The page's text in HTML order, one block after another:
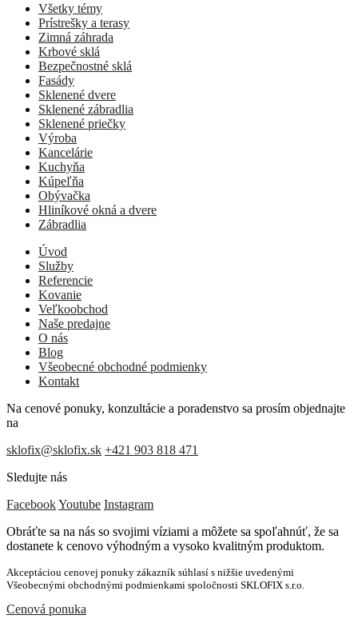
Všetky témy
Prístrešky a terasy
Zimná záhrada
Krbové sklá
Bezpečnostné sklá
Fasády
Sklenené dvere
Sklenené zábradlia
Sklenené priečky
Výroba
Kancelárie
Kuchyňa
Kúpeľňa
Obývačka
Hliníkové okná a dvere
Zábradlia
Úvod
Služby
Referencie
Kovanie
Veľkoobchod
Naše predajne
O nás
Blog
Všeobecné obchodné podmienky
Kontakt
Na cenové ponuky, konzultácie a poradenstvo sa prosím objednajte
na
sklofix@sklofix.sk +421 903 818 471
Sledujte nás
FacebookYoutube Instagram
Obráťte sa na nás so svojimi víziami a môžete sa spoľahnúť, že sa
dostanete k cenovo výhodným a vysoko kvalitným produktom.
Akceptáciou cenovej ponuky zákazník súhlasí s nižšie uvedenými
Všeobecnými obchodnými podmienkami spoločnosti SKLOFIX s.r.o.
Cenová ponuka